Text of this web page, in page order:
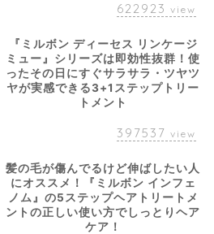
622923 view
『ミルボン ディーセス リンケージ
ミュー』シリーズは即効性抜群！使
ったその日にすぐサラサラ・ツヤツ
ヤが実感できる3+1ステップトリー
トメント
397537 view
髪の毛が傷んでるけど伸ばしたい人
にオススメ！『ミルボン インフェ
ノム』の5ステップヘアトリートメ
ントの正しい使い方でしっとりヘア
ケア！